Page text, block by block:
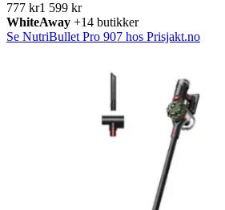
777 kr1 599 kr
WhiteAway +14 butikker
Se NutriBullet Pro 907 hos Prisjakt.no